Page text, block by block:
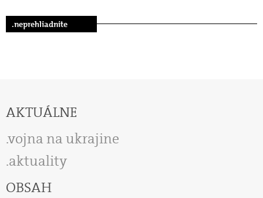
.neprehliadnite
AKTUÁLNE
vojna na ukrajine
aktuality
OBSAH